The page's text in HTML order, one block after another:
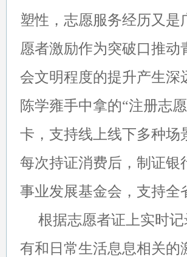
塑性，志愿服务经历又是
愿者激励作为突破口推
会文明程度的提升产生深
陈学雍手中拿的“注册志
卡，支持线上线下多种场
每次持证消费后，制证银
事业发展基金会，支持全
根据志愿者证上实时
有和日常生活息息相关的